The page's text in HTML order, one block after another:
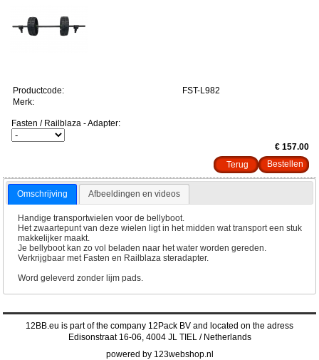
Productcode:
FST-L982
Merk:
Fasten / Railblaza - Adapter:
€ 157.00
Terug
Omschrijving Afbeeldingen en videos
Handige transportwielen voor de bellyboot.
Het zwaartepunt van deze wielen ligt in het midden wat transport een stuk
makkelijker maakt.
Je bellyboot kan zo vol beladen naar het water worden gereden.
Verkrijgbaar met Fasten en Railblaza steradapter.
Word geleverd zonder lijm pads.
12BB.eu is part of the company 12Pack BV and located on the adress
Edisonstraat 16-06, 4004 JL TIEL / Netherlands
powered by 123webshop.nl